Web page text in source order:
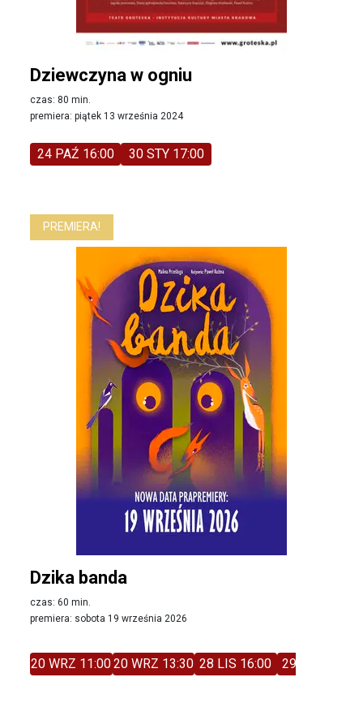
Dziewczyna w ogniu
czas: 80 min.
premiera: piątek 13 września 2024
24 PAŹ 16:00 30 STY 17:00
PREMIERA!
Dzika banda
czas: 60 min.
premiera: sobota 19 września 2026
20 WRZ 11:0020 WRZ 13:30 28 LIS 16:00 29 LIS 11:00